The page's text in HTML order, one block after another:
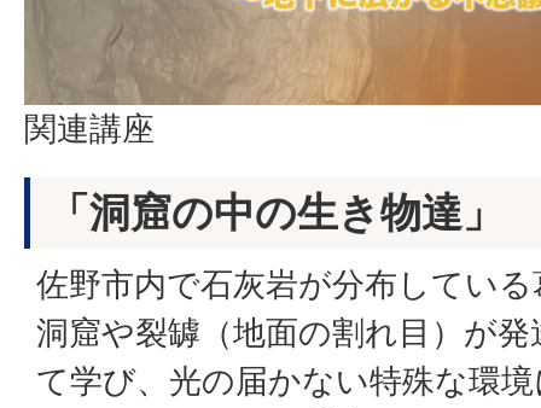
関連講座
「洞窟の中の生き物達」
佐野市内で石灰岩が分布してい
洞窟や裂罅（地面の割れ目）が
て学び、光の届かない特殊な環